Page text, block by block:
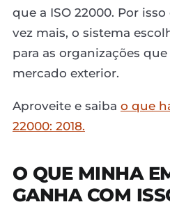
que a ISO 22000. Por isso
vez mais, o sistema
para as organizações
mercado exterior.
Aproveite e saiba o que
22000: 2018.
O QUE MINHA
GANHA COM